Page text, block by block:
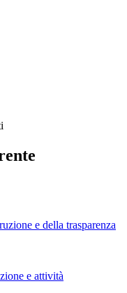
e della trasparenza
e attività